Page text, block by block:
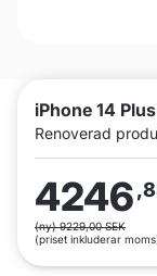
iPhone 14
Renoverad
4246
(ny) 9229,00 SEK
(priset inkluderar